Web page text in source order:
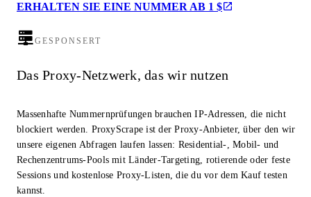
ERHALTEN SIE EINE NUMMER AB 1 $
GESPONSERT
Das Proxy-Netzwerk, das wir nutzen
Massenhafte Nummernprüfungen brauchen IP-Adressen, die nicht
blockiert werden. ProxyScrape ist der Proxy-Anbieter, über den wir
unsere eigenen Abfragen laufen lassen: Residential-, Mobil- und
Rechenzentrums-Pools mit Länder-Targeting, rotierende oder feste
Sessions und kostenlose Proxy-Listen, die du vor dem Kauf testen
kannst.